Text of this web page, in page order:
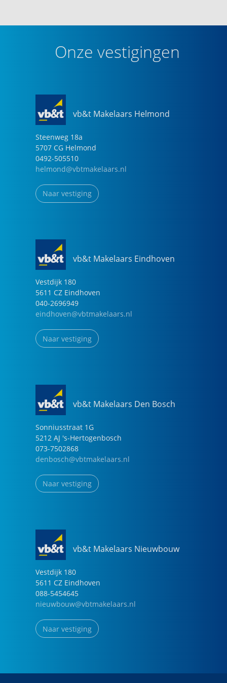
Onze vestigingen
vb&t Makelaars Helmond
Steenweg 18a
5707 CG Helmond
0492-505510
helmond@vbtmakelaars.nl
Naar vestiging
vb&t Makelaars Eindhoven
Vestdijk 180
5611 CZ Eindhoven
040-2696949
eindhoven@vbtmakelaars.nl
Naar vestiging
vb&t Makelaars Den Bosch
Sonniusstraat 1G
5212 AJ 's-Hertogenbosch
073-7502868
denbosch@vbtmakelaars.nl
Naar vestiging
vb&t Makelaars Nieuwbouw
Vestdijk 180
5611 CZ Eindhoven
088-5454645
nieuwbouw@vbtmakelaars.nl
Naar vestiging